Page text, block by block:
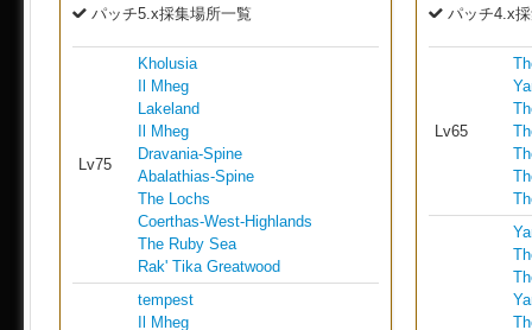
パッチ5.x採集場所一覧
Lv75
Kholusia
Il Mheg
Lakeland
Il Mheg
Dravania-Spine
Abalathias-Spine
The Lochs
Coerthas-West-Highlands
The Ruby Sea
Rak' Tika Greatwood
tempest
Il Mheg
パッチ4.x
Lv65